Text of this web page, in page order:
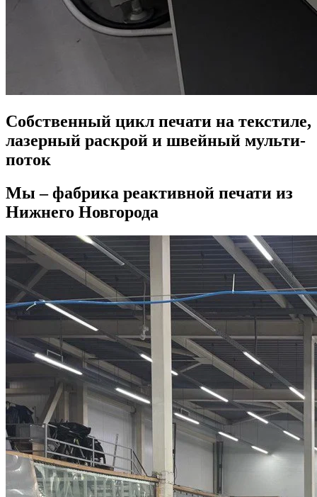
Собственный цикл печати на текстиле,
лазерный раскрой и швейный мульти-
поток
Мы – фабрика реактивной печати из
Нижнего Новгорода